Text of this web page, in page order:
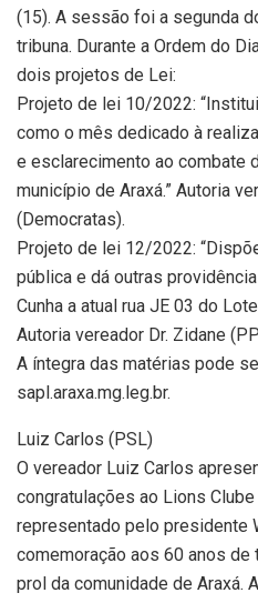
(15). A sessão foi a segunda
tribuna. Durante a Ordem do
dois projetos de Lei:
Projeto de lei 10/2022: “Institui
como o mês dedicado à
e esclarecimento ao combate
município de Araxá.” Autoria
(Democratas).
Projeto de lei 12/2022:
pública e dá outras
Cunha a atual rua JE 03 do
Autoria vereador Dr. Zidane
A íntegra das matérias pode
sapl.araxa.mg.leg.br.
Luiz Carlos (PSL)
O vereador Luiz Carlos
congratulações ao Lions
representado pelo presidente
comemoração aos 60 anos
prol da comunidade de Araxá.